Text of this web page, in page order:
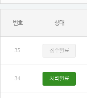
번호 상태
35 접수완료
34 처리완료